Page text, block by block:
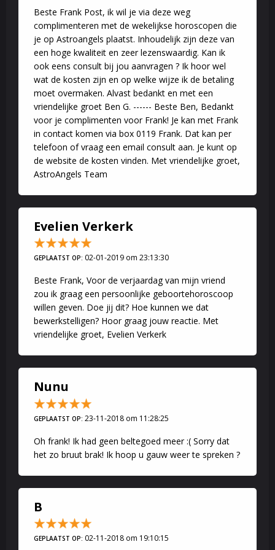
Warme groet Frank
Beste Frank Post, ik wil je via deze weg
complimenteren met de wekelijkse horoscopen die
je op Astroangels plaatst. Inhoudelijk zijn deze van
een hoge kwaliteit en zeer lezenswaardig. Kan ik
ook eens consult bij jou aanvragen ? Ik hoor wel
wat de kosten zijn en op welke wijze ik de betaling
moet overmaken. Alvast bedankt en met een
vriendelijke groet Ben G. ------ Beste Ben, Bedankt
voor je complimenten voor Frank! Je kan met Frank
in contact komen via box 0119 Frank. Dat kan per
telefoon of vraag een email consult aan. Je kunt op
de website de kosten vinden. Met vriendelijke groet,
AstroAngels Team
Evelien Verkerk
GEPLAATST OP: 02-01-2019 om 23:13:30
Beste Frank, Voor de verjaardag van mijn vriend
zou ik graag een persoonlijke geboortehoroscoop
willen geven. Doe jij dit? Hoe kunnen we dat
bewerkstelligen? Hoor graag jouw reactie. Met
vriendelijke groet, Evelien Verkerk
Nunu
GEPLAATST OP: 23-11-2018 om 11:28:25
Oh frank! Ik had geen beltegoed meer :( Sorry dat
het zo bruut brak! Ik hoop u gauw weer te spreken ?
B
GEPLAATST OP: 02-11-2018 om 19:10:15